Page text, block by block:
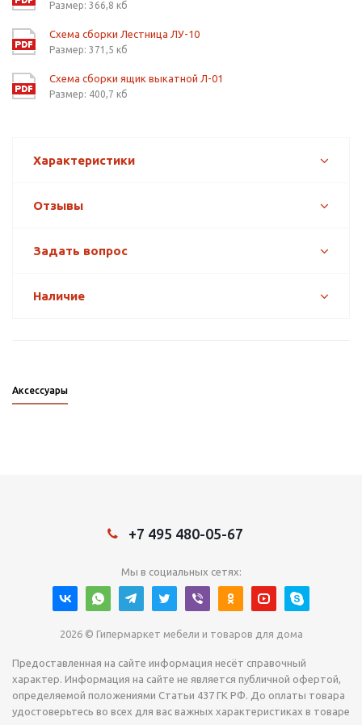
Размер: 366,8 кб
Схема сборки Лестница ЛУ-10
Размер: 371,5 кб
Схема сборки ящик выкатной Л-01
Размер: 400,7 кб
Характеристики
Отзывы
Задать вопрос
Наличие
Аксессуары
+7 495 480-05-67
Мы в социальных сетях:
2026 © Гипермаркет мебели и товаров для дома
Предоставленная на сайте информация несёт справочный
характер. Информация на сайте не является публичной офертой,
определяемой положениями Статьи 437 ГК РФ. До оплаты товара
удостоверьтесь во всех для вас важных характеристиках в товаре